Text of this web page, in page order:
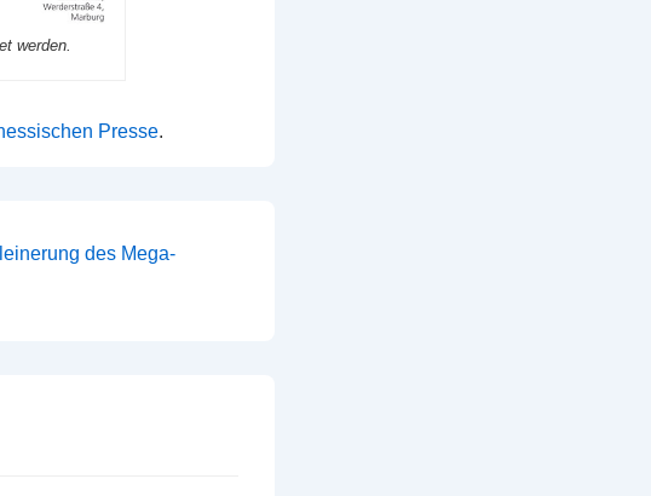
werden.
Presse.
des Mega-